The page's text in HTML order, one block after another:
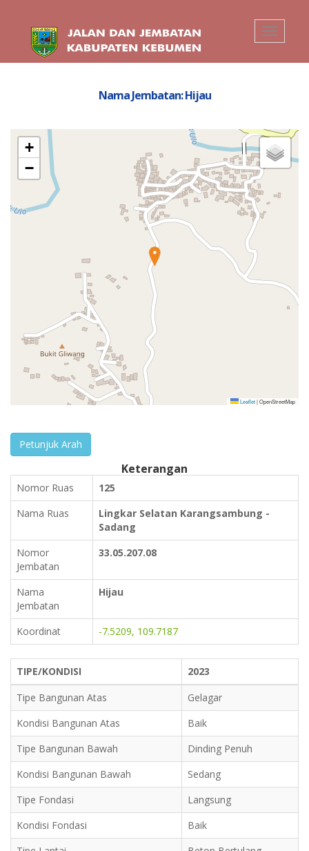
Toggle
Nama Jembatan: Hijau
+
−
Leaflet|OpenStreetMap
Petunjuk Arah
Keterangan
Nomor Ruas
125
Nama Ruas
Lingkar Selatan Karangsambung -
Sadang
Nomor
Jembatan
33.05.207.08
Nama
Jembatan
Hijau
Koordinat -7.5209, 109.7187
TIPE/KONDISI
2023
Tipe Bangunan Atas
Gelagar
Kondisi Bangunan Atas
Baik
Tipe Bangunan Bawah
Dinding Penuh
Kondisi Bangunan Bawah
Sedang
Tipe Fondasi
Langsung
Kondisi Fondasi
Baik